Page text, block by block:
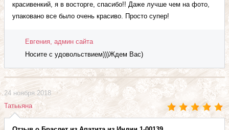
красивенкий, я в восторге, спасибо!! Даже лучше чем на фото,
упаковано все было очень красиво. Просто супер!
Евгения, админ сайта
Носите с удовольствием)))Ждем Вас)
24 ноября 2018
Татььяна